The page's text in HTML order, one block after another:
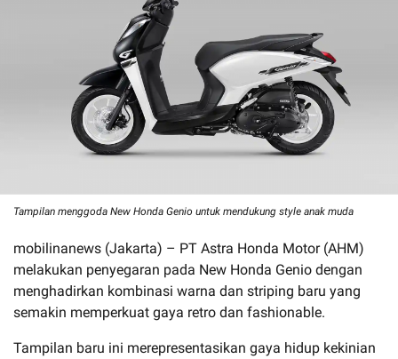
Tampilan menggoda New Honda Genio untuk mendukung style anak muda
mobilinanews (Jakarta) – PT Astra Honda Motor (AHM)
melakukan penyegaran pada New Honda Genio dengan
menghadirkan kombinasi warna dan striping baru yang
semakin memperkuat gaya retro dan fashionable.
Tampilan baru ini merepresentasikan gaya hidup kekinian